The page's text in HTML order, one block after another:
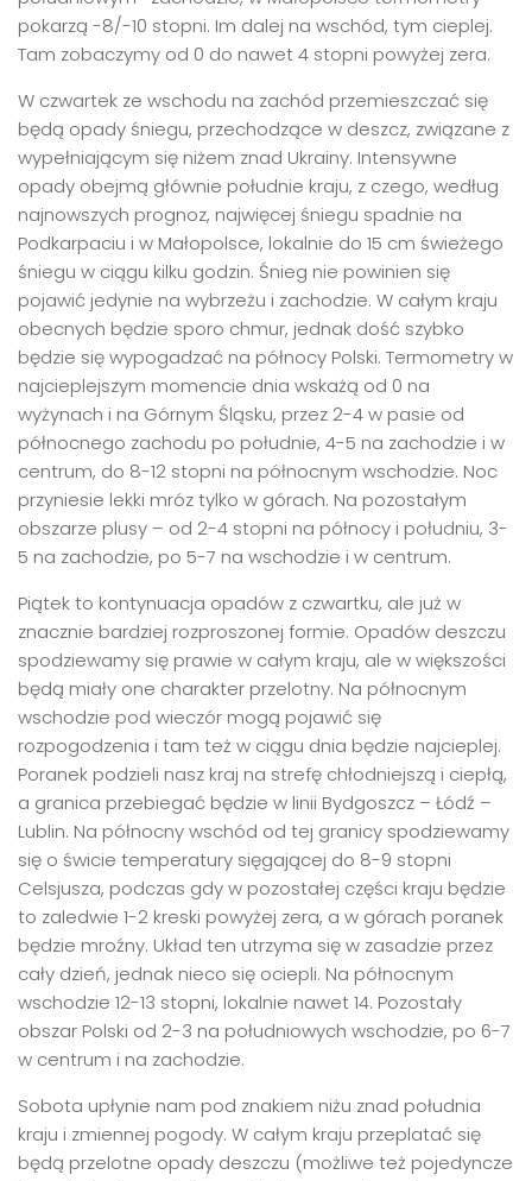
pokarzą -8/-10 stopni. Im dalej na wschód, tym cieplej.
Tam zobaczymy od 0 do nawet 4 stopni powyżej zera.
W czwartek ze wschodu na zachód przemieszczać się
będą opady śniegu, przechodzące w deszcz, związane z
wypełniającym się niżem znad Ukrainy. Intensywne
opady obejmą głównie południe kraju, z czego, według
najnowszych prognoz, najwięcej śniegu spadnie na
Podkarpaciu i w Małopolsce, lokalnie do 15 cm świeżego
śniegu w ciągu kilku godzin. Śnieg nie powinien się
pojawić jedynie na wybrzeżu i zachodzie. W całym kraju
obecnych będzie sporo chmur, jednak dość szybko
będzie się wypogadzać na północy Polski. Termometry w
najcieplejszym momencie dnia wskażą od 0 na
wyżynach i na Górnym Śląsku, przez 2-4 w pasie od
północnego zachodu po południe, 4-5 na zachodzie i w
centrum, do 8-12 stopni na północnym wschodzie. Noc
przyniesie lekki mróz tylko w górach. Na pozostałym
obszarze plusy – od 2-4 stopni na północy i południu, 3-
5 na zachodzie, po 5-7 na wschodzie i w centrum.
Piątek to kontynuacja opadów z czwartku, ale już w
znacznie bardziej rozproszonej formie. Opadów deszczu
spodziewamy się prawie w całym kraju, ale w większości
będą miały one charakter przelotny. Na północnym
wschodzie pod wieczór mogą pojawić się
rozpogodzenia i tam też w ciągu dnia będzie najcieplej.
Poranek podzieli nasz kraj na strefę chłodniejszą i ciepłą,
a granica przebiegać będzie w linii Bydgoszcz – Łódź –
Lublin. Na północny wschód od tej granicy spodziewamy
się o świcie temperatury sięgającej do 8-9 stopni
Celsjusza, podczas gdy w pozostałej części kraju będzie
to zaledwie 1-2 kreski powyżej zera, a w górach poranek
będzie mroźny. Układ ten utrzyma się w zasadzie przez
cały dzień, jednak nieco się ociepli. Na północnym
wschodzie 12-13 stopni, lokalnie nawet 14. Pozostały
obszar Polski od 2-3 na południowych wschodzie, po 6-7
w centrum i na zachodzie.
Sobota upłynie nam pod znakiem niżu znad południa
kraju i zmiennej pogody. W całym kraju przeplatać się
będą przelotne opady deszczu (możliwe też pojedyncze